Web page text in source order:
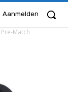
Aanmelden
Match